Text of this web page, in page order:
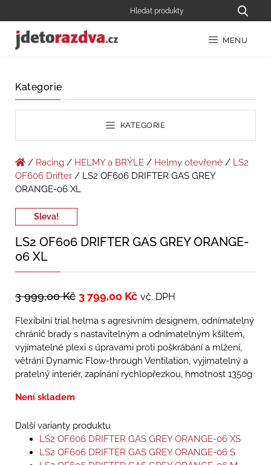
MENU
Kategorie
KATEGORIE
/ Racing / HELMY a BRÝLE / Helmy otevřené / LS2
OF606 Drifter / LS2 OF606 DRIFTER GAS GREY
ORANGE-06 XL
Sleva!
LS2 OF606 DRIFTER GAS GREY ORANGE-
06 XL
3 999,00Kč 3 799,00 Kč vč. DPH
Flexibilní trial helma s agresivním designem, odnímatelný
chránič brady s nastavitelným a odnímatelným kšiltem,
vyjímatelné plexi s úpravami proti poškrábání a mlžení,
větrání Dynamic Flow-­through Ventilation, vyjímatelný a
pratelný interiér, zapínání rychlopřezkou, hmotnost 1350g
Není skladem
Další varianty produktu
LS2 OF606 DRIFTER GAS GREY ORANGE-06 XS
LS2 OF606 DRIFTER GAS GREY ORANGE-06 S